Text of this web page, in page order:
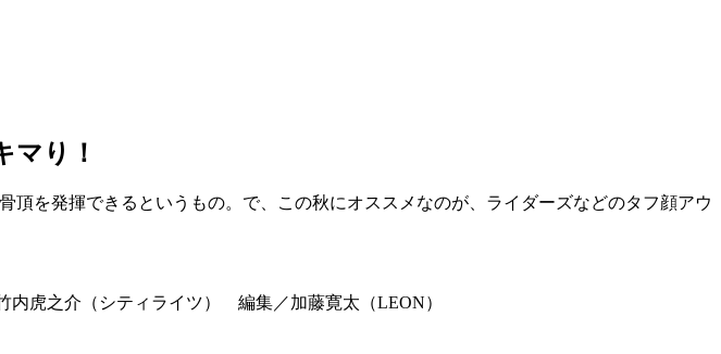
マり！
を発揮できるというもの。で、この秋にオススメなのが、ライダーズなどのタフ顔アウ
虎之介（シティライツ） 編集／加藤寛太（LEON）